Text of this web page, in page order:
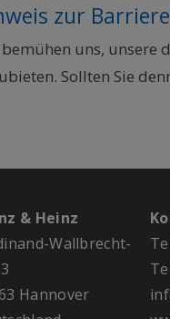
zur
uns, unsere
Sollten Sie
& Heinz
Wallbrecht-
Hannover
T